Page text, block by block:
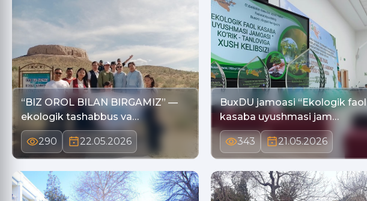
“BIZ OROL BILAN BIRGAMIZ” —
ekologik tashabbus va…
290 22.05.2026
BuxDU jamoasi “Ekologik faol
kasaba uyushmasi jam…
343 21.05.2026